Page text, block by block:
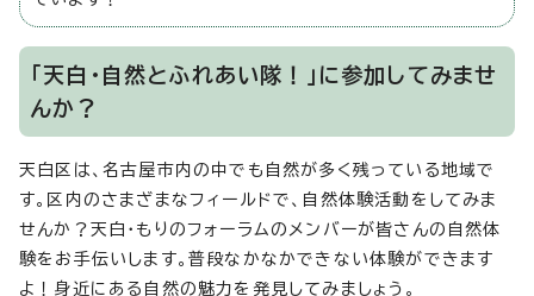
「天白・自然とふれあい隊！」に参加してみませ
んか？
天白区は、名古屋市内の中でも自然が多く残っている地域で
す。区内のさまざまなフィールドで、自然体験活動をしてみま
せんか？天白・もりのフォーラムのメンバーが皆さんの自然体
験をお手伝いします。普段なかなかできない体験ができます
よ！身近にある自然の魅力を発見してみましょう。